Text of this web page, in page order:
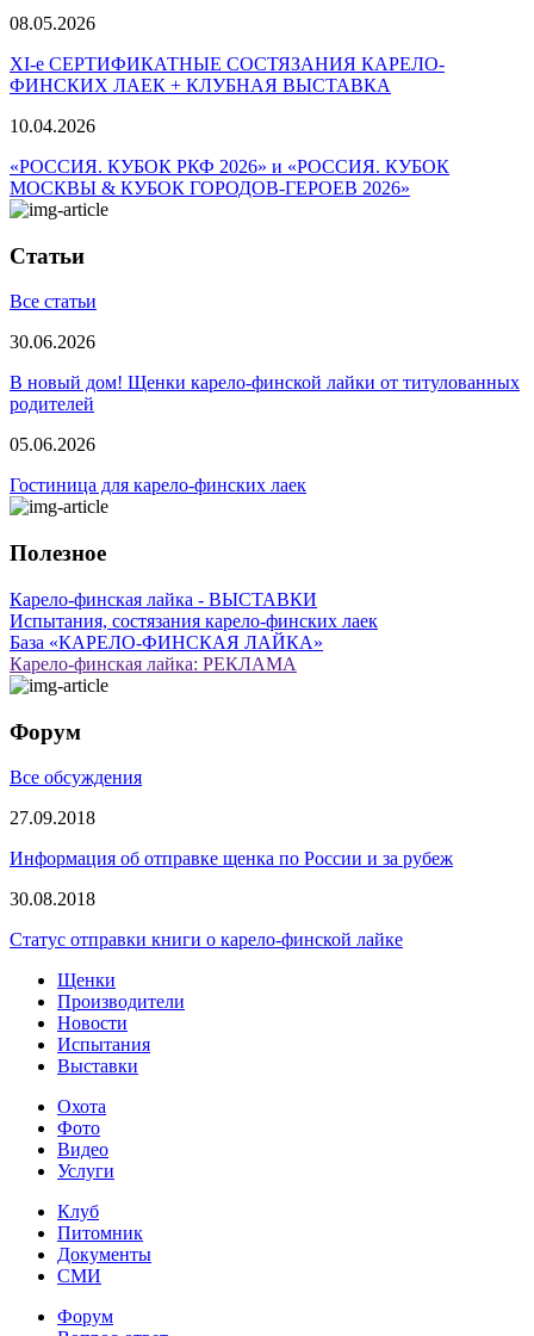
08.05.2026
ХI-е СЕРТИФИКАТНЫЕ СОСТЯЗАНИЯ КАРЕЛО-
ФИНСКИХ ЛАЕК + КЛУБНАЯ ВЫСТАВКА
10.04.2026
«РОССИЯ. КУБОК РКФ 2026» и «РОССИЯ. КУБОК
МОСКВЫ & КУБОК ГОРОДОВ-ГЕРОЕВ 2026»
Статьи
Все статьи
30.06.2026
В новый дом! Щенки карело-финской лайки от титулованных
родителей
05.06.2026
Гостиница для карело-финских лаек
Полезное
Карело-финская лайка - ВЫСТАВКИ
Испытания, состязания карело-финских лаек
База «КАРЕЛО-ФИНСКАЯ ЛАЙКА»
Карело-финская лайка: РЕКЛАМА
Форум
Все обсуждения
27.09.2018
Информация об отправке щенка по России и за рубеж
30.08.2018
Статус отправки книги о карело-финской лайке
Щенки
Производители
Новости
Испытания
Выставки
Охота
Фото
Видео
Услуги
Клуб
Питомник
Документы
СМИ
Форум